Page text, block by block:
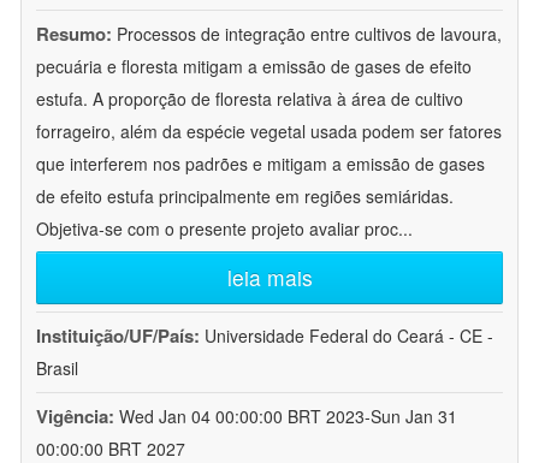
Resumo: Processos de integração entre cultivos de lavoura,
pecuária e floresta mitigam a emissão de gases de efeito
estufa. A proporção de floresta relativa à área de cultivo
forrageiro, além da espécie vegetal usada podem ser fatores
que interferem nos padrões e mitigam a emissão de gases
de efeito estufa principalmente em regiões semiáridas.
Objetiva-se com o presente projeto avaliar proc...
leia mais
Instituição/UF/País: Universidade Federal do Ceará - CE -
Brasil
Vigência: Wed Jan 04 00:00:00 BRT 2023-Sun Jan 31
00:00:00 BRT 2027